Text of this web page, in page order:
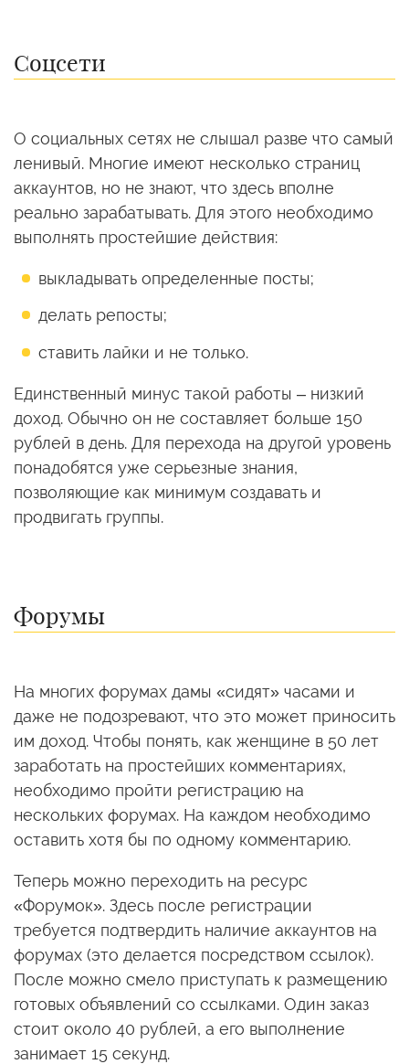
Соцсети
О социальных сетях не слышал разве что самый
ленивый. Многие имеют несколько страниц
аккаунтов, но не знают, что здесь вполне
реально зарабатывать. Для этого необходимо
выполнять простейшие действия:
выкладывать определенные посты;
делать репосты;
ставить лайки и не только.
Единственный минус такой работы – низкий
доход. Обычно он не составляет больше 150
рублей в день. Для перехода на другой уровень
понадобятся уже серьезные знания,
позволяющие как минимум создавать и
продвигать группы.
Форумы
На многих форумах дамы «сидят» часами и
даже не подозревают, что это может приносить
им доход. Чтобы понять, как женщине в 50 лет
заработать на простейших комментариях,
необходимо пройти регистрацию на
нескольких форумах. На каждом необходимо
оставить хотя бы по одному комментарию.
Теперь можно переходить на ресурс
«Форумок». Здесь после регистрации
требуется подтвердить наличие аккаунтов на
форумах (это делается посредством ссылок).
После можно смело приступать к размещению
готовых объявлений со ссылками. Один заказ
стоит около 40 рублей, а его выполнение
занимает 15 секунд.